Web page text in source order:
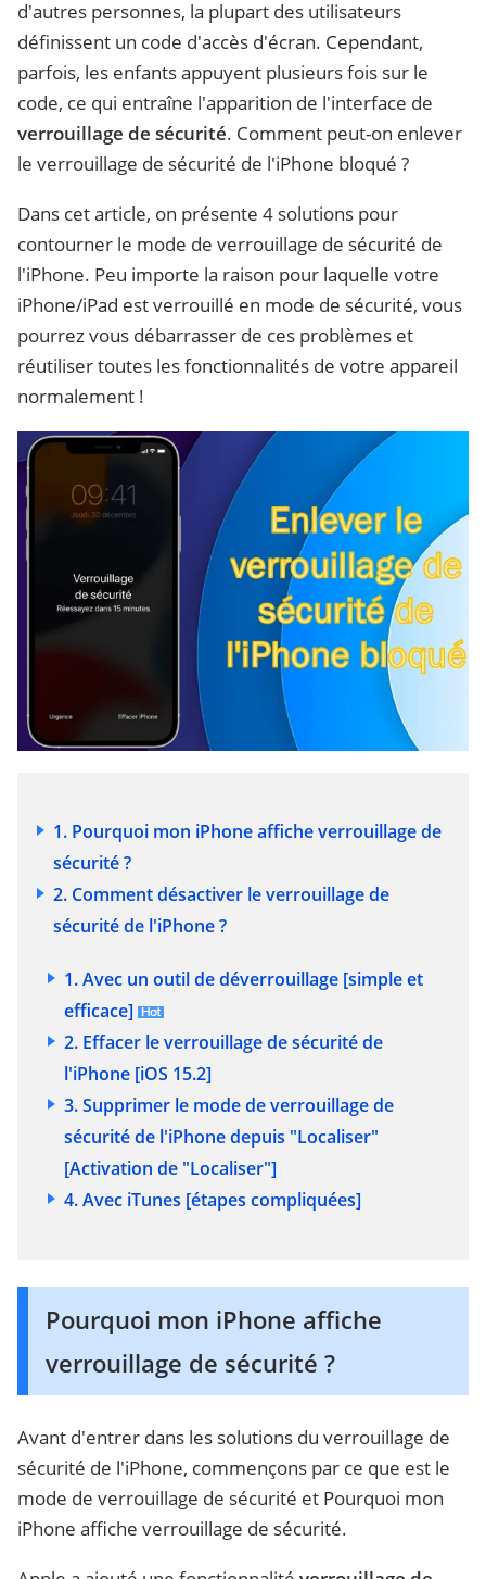
d'autres personnes, la plupart des utilisateurs
définissent un code d'accès d'écran. Cependant,
parfois, les enfants appuyent plusieurs fois sur le
code, ce qui entraîne l'apparition de l'interface de
verrouillage de sécurité. Comment peut-on enlever
le verrouillage de sécurité de l'iPhone bloqué ?
Dans cet article, on présente 4 solutions pour
contourner le mode de verrouillage de sécurité de
l'iPhone. Peu importe la raison pour laquelle votre
iPhone/iPad est verrouillé en mode de sécurité, vous
pourrez vous débarrasser de ces problèmes et
réutiliser toutes les fonctionnalités de votre appareil
normalement !
1. Pourquoi mon iPhone affiche verrouillage de
sécurité ?
2. Comment désactiver le verrouillage de
sécurité de l'iPhone ?
1. Avec un outil de déverrouillage [simple et
efficace]
2. Effacer le verrouillage de sécurité de
l'iPhone [iOS 15.2]
3. Supprimer le mode de verrouillage de
sécurité de l'iPhone depuis "Localiser"
[Activation de "Localiser"]
4. Avec iTunes [étapes compliquées]
Pourquoi mon iPhone affiche
verrouillage de sécurité ?
Avant d'entrer dans les solutions du verrouillage de
sécurité de l'iPhone, commençons par ce que est le
mode de verrouillage de sécurité et Pourquoi mon
iPhone affiche verrouillage de sécurité.